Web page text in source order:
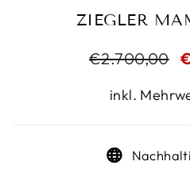
ZIEGLER
Normaler
€2.700,00
inkl.